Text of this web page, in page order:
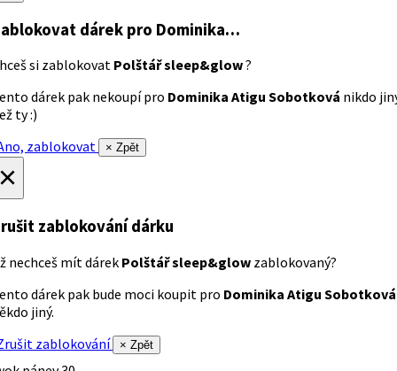
dárek pro Dominika…
si zablokovat Polštář sleep&glow?
dárek pak nekoupí pro Dominika Atigu Sobotková nikdo
ty :)
zablokovat
× Zpět
zablokování dárku
nechceš mít dárek Polštář sleep&glow zablokovaný?
dárek pak bude moci koupit pro Dominika Atigu Sobotková
jiný.
zablokování
× Zpět